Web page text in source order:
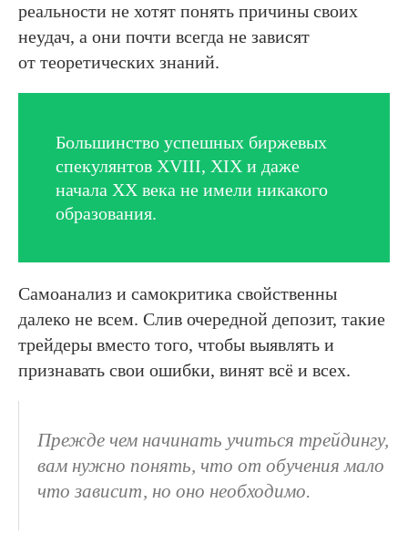
реальности не хотят понять причины своих
неудач, а они почти всегда не зависят
от теоретических знаний.
Большинство успешных биржевых
спекулянтов XVIII, XIX и даже
начала XX века не имели никакого
образования.
Самоанализ и самокритика свойственны
далеко не всем. Слив очередной депозит, такие
трейдеры вместо того, чтобы выявлять и
признавать свои ошибки, винят всё и всех.
Прежде чем начинать учиться трейдингу,
вам нужно понять, что от обучения мало
что зависит, но оно необходимо.